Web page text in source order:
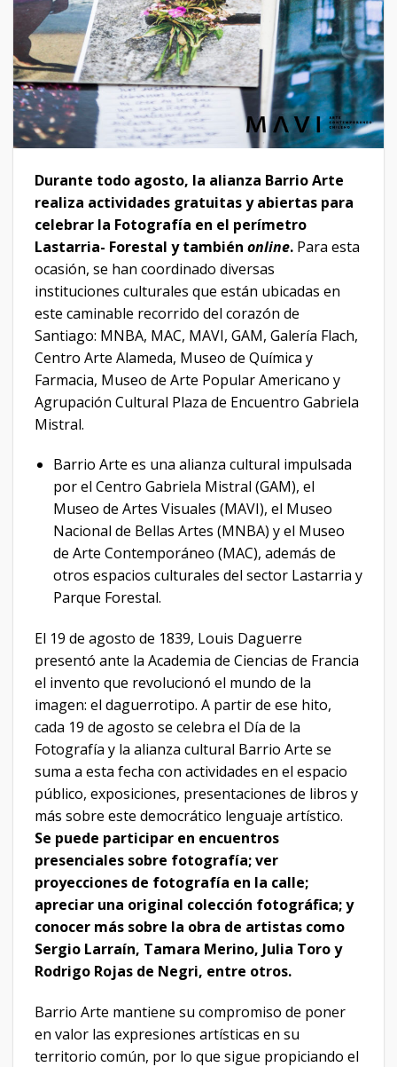
Durante todo agosto, la alianza Barrio Arte
realiza actividades gratuitas y abiertas para
celebrar la Fotografía en el perímetro
Lastarria- Forestal y también online. Para esta
ocasión, se han coordinado diversas
instituciones culturales que están ubicadas en
este caminable recorrido del corazón de
Santiago: MNBA, MAC, MAVI, GAM, Galería Flach,
Centro Arte Alameda, Museo de Química y
Farmacia, Museo de Arte Popular Americano y
Agrupación Cultural Plaza de Encuentro Gabriela
Mistral.
Barrio Arte es una alianza cultural impulsada
por el Centro Gabriela Mistral (GAM), el
Museo de Artes Visuales (MAVI), el Museo
Nacional de Bellas Artes (MNBA) y el Museo
de Arte Contemporáneo (MAC), además de
otros espacios culturales del sector Lastarria y
Parque Forestal.
El 19 de agosto de 1839, Louis Daguerre
presentó ante la Academia de Ciencias de Francia
el invento que revolucionó el mundo de la
imagen: el daguerrotipo. A partir de ese hito,
cada 19 de agosto se celebra el Día de la
Fotografía y la alianza cultural Barrio Arte se
suma a esta fecha con actividades en el espacio
público, exposiciones, presentaciones de libros y
más sobre este democrático lenguaje artístico.
Se puede participar en encuentros
presenciales sobre fotografía; ver
proyecciones de fotografía en la calle;
apreciar una original colección fotográfica; y
conocer más sobre la obra de artistas como
Sergio Larraín, Tamara Merino, Julia Toro y
Rodrigo Rojas de Negri, entre otros.
Barrio Arte mantiene su compromiso de poner
en valor las expresiones artísticas en su
territorio común, por lo que sigue propiciando el